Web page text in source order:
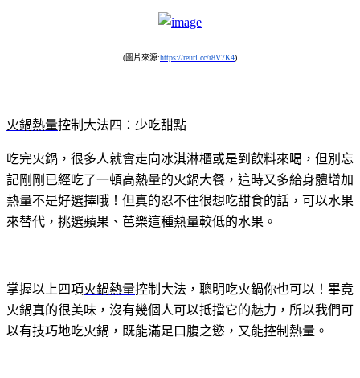
(圖片來源:https://reurl.cc/r8V7K4)
火鍋熱量控制大法四：少吃甜點
吃完火鍋，很多人就會走向冰淇淋櫃或是到飲料來喝，但別忘
記剛剛已經吃了一頓高熱量的火鍋大餐，這時又多給身體增加
熱量不是好選擇哦！但真的忍不住很想吃甜食的話，可以水果
來替代，挑選蘋果、芭樂這種熱量較低的水果。
掌握以上四項火鍋熱量控制大法，聰明吃火鍋你也可以！畢竟
火鍋真的很美味，沒有幾個人可以抵擋它的魅力，所以我們可
以有技巧地吃火鍋，既能滿足口腹之慾，又能控制熱量。